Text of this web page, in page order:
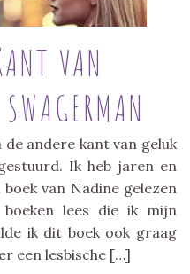
VAN
andere kant van geluk
Ik heb jaren en
van Nadine gelezen
lees die ik mijn
ik dit boek ook graag
een lesbische […]